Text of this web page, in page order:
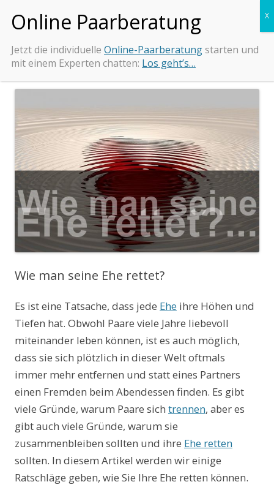
Beziehungs-Retter.de
Inhalt
springen
Wie man seine Ehe rettet?
Es ist eine Tatsache, dass jede Ehe ihre Höhen und
Tiefen hat. Obwohl Paare viele Jahre liebevoll
miteinander leben können, ist es auch möglich,
dass sie sich plötzlich in dieser Welt oftmals
immer mehr entfernen und statt eines Partners
einen Fremden beim Abendessen finden. Es gibt
viele Gründe, warum Paare sich trennen, aber es
gibt auch viele Gründe, warum sie
zusammenbleiben sollten und ihre Ehe retten
sollten. In diesem Artikel werden wir einige
Ratschläge geben, wie Sie Ihre Ehe retten können.
Jetzt die individuelle Online-Paarberatungstarten und
mit einem Experten chatten: Los geht’s…